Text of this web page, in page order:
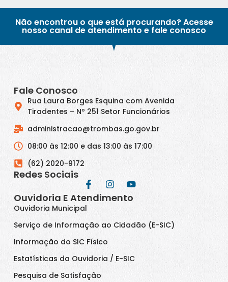
Não encontrou o que está procurando? Acesse
nosso canal de atendimento e fale conosco
Fale Conosco
Rua Laura Borges Esquina com Avenida
Tiradentes – Nº 251 Setor Funcionários
administracao@trombas.go.gov.br
08:00 às 12:00 e das 13:00 às 17:00
(62) 2020-9172
Redes Sociais
Ouvidoria E Atendimento
Ouvidoria Municipal
Serviço de Informação ao Cidadão (E-SIC)
Informação do SIC Físico
Estatísticas da Ouvidoria / E-SIC
Pesquisa de Satisfação